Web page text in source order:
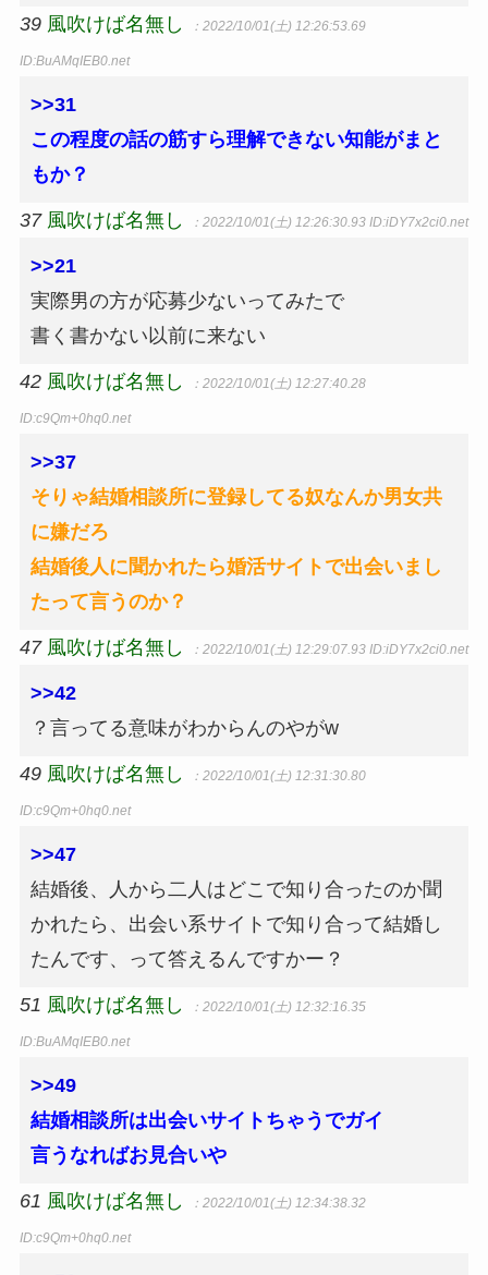
39 風吹けば名無し ：2022/10/01(土) 12:26:53.69
ID:BuAMqIEB0.net
>>31
この程度の話の筋すら理解できない知能がまと
もか？
37 風吹けば名無し ：2022/10/01(土) 12:26:30.93 ID:iDY7x2ci0.net
>>21
実際男の方が応募少ないってみたで
書く書かない以前に来ない
42 風吹けば名無し ：2022/10/01(土) 12:27:40.28
ID:c9Qm+0hq0.net
>>37
そりゃ結婚相談所に登録してる奴なんか男女共
に嫌だろ
結婚後人に聞かれたら婚活サイトで出会いまし
たって言うのか？
47 風吹けば名無し ：2022/10/01(土) 12:29:07.93 ID:iDY7x2ci0.net
>>42
？言ってる意味がわからんのやがw
49 風吹けば名無し ：2022/10/01(土) 12:31:30.80
ID:c9Qm+0hq0.net
>>47
結婚後、人から二人はどこで知り合ったのか聞
かれたら、出会い系サイトで知り合って結婚し
たんです、って答えるんですかー？
51 風吹けば名無し ：2022/10/01(土) 12:32:16.35
ID:BuAMqIEB0.net
>>49
結婚相談所は出会いサイトちゃうでガイ
言うなればお見合いや
61 風吹けば名無し ：2022/10/01(土) 12:34:38.32
ID:c9Qm+0hq0.net